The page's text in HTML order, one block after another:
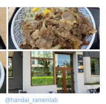
@ handai_ramenlab